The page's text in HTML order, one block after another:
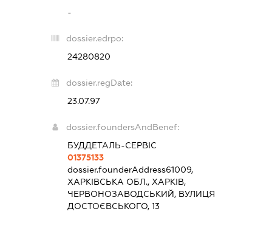
-
dossier.edrpo:
24280820
dossier.regDate:
23.07.97
dossier.foundersAndBenef:
БУДДЕТАЛЬ-СЕРВІС
01375133
dossier.founderAddress61009,
ХАРКІВСЬКА ОБЛ., ХАРКІВ,
ЧЕРВОНОЗАВОДСЬКИЙ, ВУЛИЦЯ
ДОСТОЄВСЬКОГО, 13